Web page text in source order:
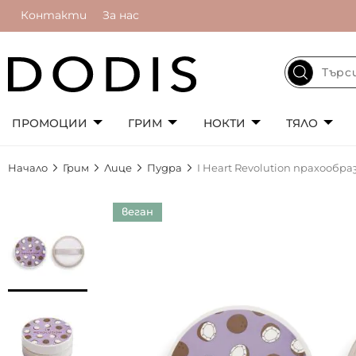
Контакти За нас
ПРОМОЦИИ ГРИМ НОКТИ ТЯЛО
Начало Грим Лице Пудра I Heart Revolution
веган
края
на
изображенията